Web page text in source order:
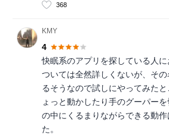
368
KMY
4
快眠系のアプリを探している人
ついては全然詳しくないが、そ
るそうなので試しにやってみた
ょっと動かしたり手のグーパー
の中にくるまりながらできる動
た。